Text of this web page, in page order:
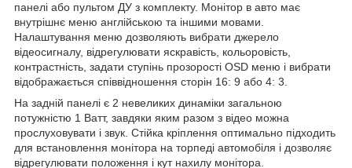
панелі або пультом ДУ з комплекту. Монітор в авто має
внутрішнє меню англійською та іншими мовами.
Налаштування меню дозволяють вибрати джерело
відеосигналу, відрегулювати яскравість, кольоровість,
контрастність, задати ступінь прозорості OSD меню і вибрати
відображається співвідношення сторін 16: 9 або 4: 3.
На задній панелі є 2 невеликих динаміки загальною
потужністю 1 Ватт, завдяки яким разом з відео можна
прослуховувати і звук. Стійка кріплення оптимально підходить
для встановлення монітора на торпеді автомобіля і дозволяє
відрегулювати положення і кут нахилу монітора.